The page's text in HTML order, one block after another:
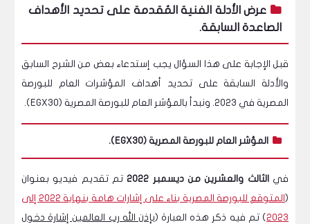
عرض الأدلة الفنية المُقدمة على تحديد الأهداف
الصاعدة السابقة.
قبل الإجابة على هذا السؤال يجب إستدعاء بعض من الشرح السابق
والأدلة السابقة على تحديد أهداف المؤشرات العام للبورصة
المصرية في 2023. ونبدأ بالمؤشر العام للبورصة المصرية (EGX30).
المؤشر العام للبورصة المصرية (EGX30).
في الثالث والعشرين من ديسمبر 2022
تم تقديم فيديو بعنوان
(
المتوقع للبورصة المصرية بناء على إشارات هامة بنهاية 2022 إلى
2023) تم فيه ذكر هذه العبارة (بإذن الله رب العالمين إشارة دخول